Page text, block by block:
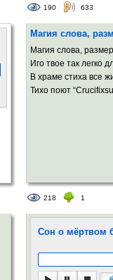
190 633
Магия слова,
Магия слова,
Иго твое так легко
В храме стиха все
Тихо поют
218 1
Сон о мёртвом